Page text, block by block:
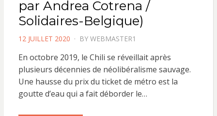
par Andrea Cotrena /
Solidaires-Belgique)
POSTED
12 JUILLET 2020 BY WEBMASTER1
En octobre 2019, le Chili se réveillait après
plusieurs décennies de néolibéralisme sauvage.
Une hausse du prix du ticket de métro est la
goutte d’eau qui a fait déborder le…